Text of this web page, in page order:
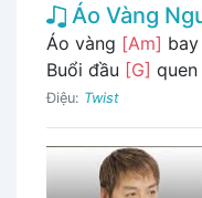
Áo Vàng
Áo vàng [Am]
Buổi đầu [G]
Điệu: Twist